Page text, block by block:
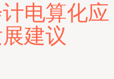
电算化应
建议